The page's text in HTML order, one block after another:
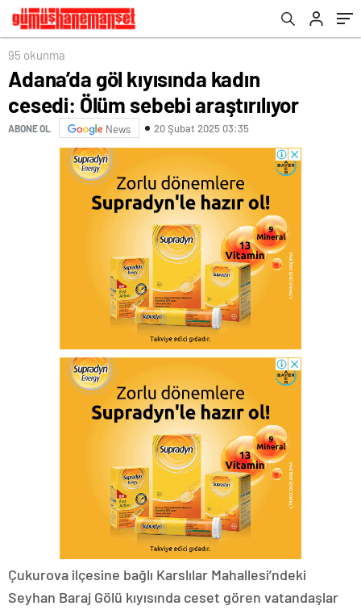
95 okunma
Adana’da göl kıyısında kadın
cesedi: Ölüm sebebi araştırılıyor
ABONE OL News 20 Şubat 2025 03:35
Çukurova ilçesine bağlı Karslılar Mahallesi’ndeki
Seyhan Baraj Gölü kıyısında ceset gören vatandaşlar